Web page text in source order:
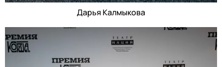
Дарья Калмыкова